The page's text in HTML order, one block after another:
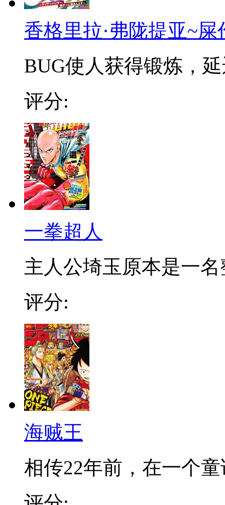
香格里拉·弗陇提亚~
BUG使人获得锻炼，
评分:
一拳超人
主人公埼玉原本是一名
评分:
海贼王
相传22年前，在一个